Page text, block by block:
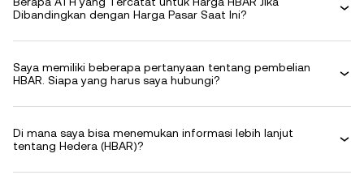
Dibandingkan dengan Harga Pasar Saat Ini?
Saya memiliki beberapa pertanyaan tentang pembelian
HBAR. Siapa yang harus saya hubungi?
Di mana saya bisa menemukan informasi lebih lanjut
tentang Hedera (HBAR)?